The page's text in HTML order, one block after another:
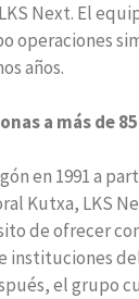
Next. El
operaciones
años.
a más de
en 1991 a
Kutxa, LKS
de ofrecer
instituciones
el grupo